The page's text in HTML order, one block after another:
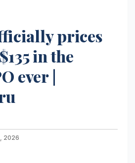
prices
in the
ever |
2026